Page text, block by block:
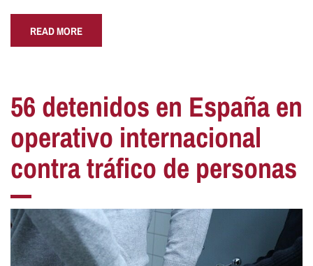
READ MORE
56 detenidos en España en
operativo internacional
contra tráfico de personas